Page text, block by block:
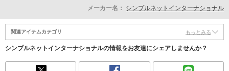
メーカー名： シンプルネットインターナショナル
関連アイテムカテゴリ もっとみる
シンプルネットインターナショナルの情報をお友達にシェアしませんか？